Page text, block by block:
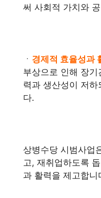
써 사회적 가치와
ㆍ 경제적 효율성과
부상으로 인해 장
력과 생산성이 저
다.
상병수당 시범사업
고, 재취업하도록
과 활력을 제고합니